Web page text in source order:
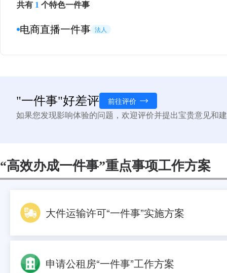
共有 1 个特色一件事
电商直播一件事 法人
"一件事"好差评 前往评价
如果您发现影响体验的问题，欢迎评价并提出宝贵意见和
“高效办成一件事”重点事项工作方案
大件运输许可“一件事”实施方案
申请公租房“一件事”工作方案